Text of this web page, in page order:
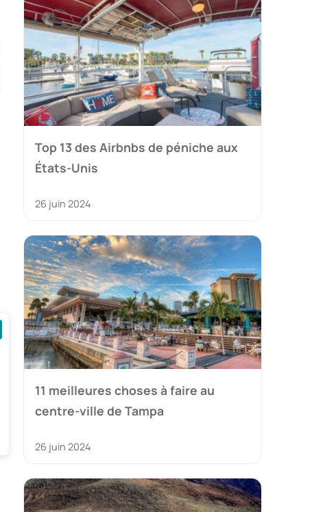
Top 13 des Airbnbs de péniche aux
États-Unis
26 juin 2024
11 meilleures choses à faire au
centre-ville de Tampa
26 juin 2024